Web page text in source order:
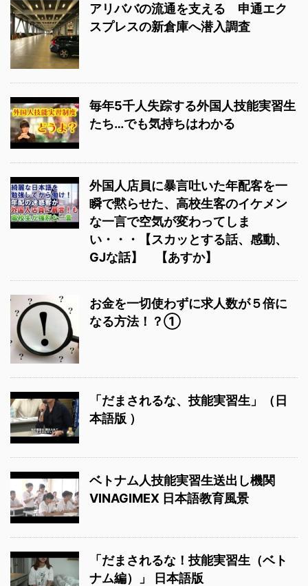
アリババの流通を支える 申通エク
スプレスの新倉庫へ潜入調査
毎年5千人失踪する外国人技能実習生
たち…でも気持ちはわかる
外国人店員に暴言吐いた年配客を一
瞬で黙らせた、高校生客のイケメン
な一言で空気が変わってしま
い・・・【スカッとする話、感動、
GJな話】 【あすか】
お金を一切使わずに求人数が５倍に
なる方法！？①
「だまされるな、技能実習生」（日
本語版 ）
ベトナム人技能実習生送出し機関
VINAGIMEX 日本語教育風景
「だまされるな！技能実習生（ベト
ナム編）」 日本語版